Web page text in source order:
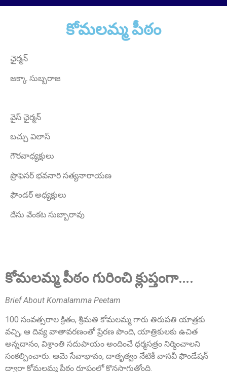
Sri A.S. Aswathanarayana Setty
Founder Donor, Gowribidanur, Karnataka
కోమలమ్మ పీఠం
ఛైర్మన్
జక్కా సుబ్బరాజ
వైస్ ఛైర్మన్
బచ్చు విలాస్
గౌరవాధ్యక్షులు
ప్రొఫెసర్ భవనారి సత్యనారాయణ
ఫౌండర్ అధ్యక్షులు
దేసు వేంకట సుబ్బారావు
కోమలమ్మ పీఠం గురించి క్లుప్తంగా….
Brief About Komalamma Peetam
100 సంవత్సరాల క్రితం, శ్రీమతి కోమలమ్మ గారు తిరుపతి యాత్రకు
వచ్చి, ఆ దివ్య వాతావరణంతో ప్రేరణ పొంది, యాత్రికులకు ఉచిత
అన్నదానం, విశ్రాంతి సదుపాయం అందించే ధర్మసత్రం నిర్మించాలని
సంకల్పించారు. ఆమె సేవాభావం, దాతృత్వం నేటికీ వాసవీ ఫౌండేషన్
ద్వారా కోమలమ్మ పీఠం రూపంలో కొనసాగుతోంది.